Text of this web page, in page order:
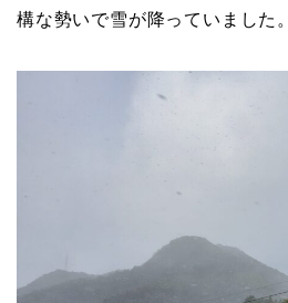
構な勢いで雪が降っていました。